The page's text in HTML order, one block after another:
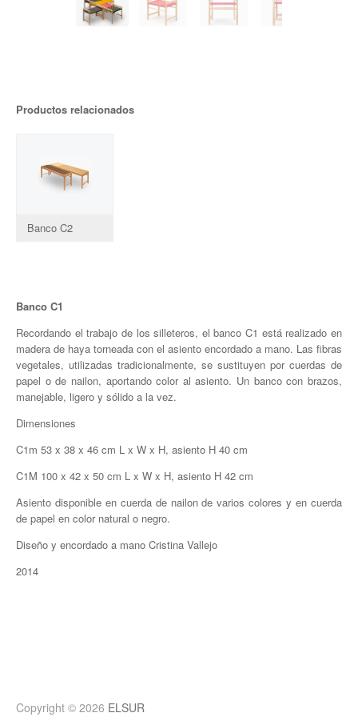
Productos relacionados
Banco C2
Banco C1
Recordando el trabajo de los silleteros, el banco C1 está realizado en
madera de haya torneada con el asiento encordado a mano. Las fibras
vegetales, utilizadas tradicionalmente, se sustituyen por cuerdas de
papel o de nailon, aportando color al asiento. Un banco con brazos,
manejable, ligero y sólido a la vez.
Dimensiones
C1m 53 x 38 x 46 cm L x W x H, asiento H 40 cm
C1M 100 x 42 x 50 cm L x W x H, asiento H 42 cm
Asiento disponible en cuerda de nailon de varios colores y en cuerda
de papel en color natural o negro.
Diseño y encordado a mano Cristina Vallejo
2014
Copyright © 2026 ELSUR